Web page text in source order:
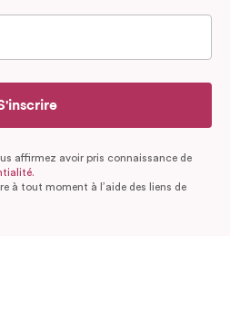
affirmez avoir pris connaissance de
à tout moment à l’aide des liens de